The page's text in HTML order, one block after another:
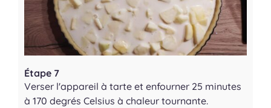
Étape 7
Verser l'appareil à tarte et enfourner 25 minutes
à 170 degrés Celsius à chaleur tournante.